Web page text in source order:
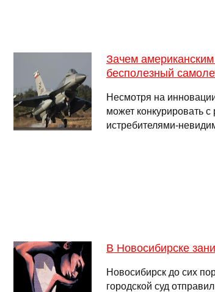
Зачем
бесполезный
Несмотря на
может конкурировать
истребителями-
В Новосибирске
Новосибирск до сих
городской суд